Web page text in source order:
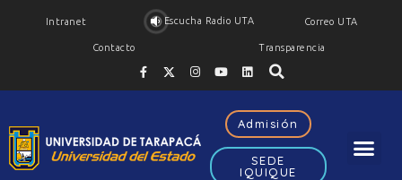
Intranet Escucha Radio UTA Correo UTA
Contacto Transparencia
Admisión
SEDE
IQUIQUE